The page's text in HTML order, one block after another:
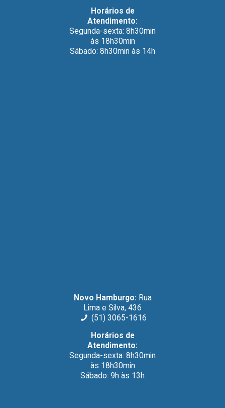
Horários de
Atendimento:
Segunda-sexta: 8h30min
às 18h30min
Sábado: 8h30min às 14h
Novo Hamburgo: Rua
Lima e Silva, 436
(51) 3065-1616
Horários de
Atendimento:
Segunda-sexta: 8h30min
às 18h30min
Sábado: 9h às 13h